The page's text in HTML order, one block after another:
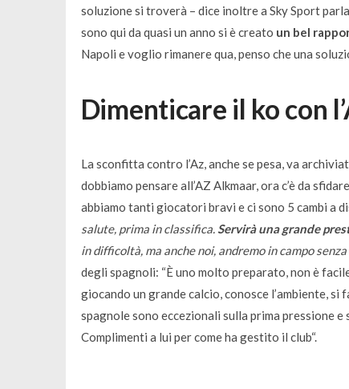
soluzione si troverà – dice inoltre a Sky Sport
sono qui da quasi un anno si è creato un bel
Napoli e voglio rimanere qua, penso che una
Dimenticare il ko con
La sconfitta contro l’Az, anche se pesa, va
dobbiamo pensare all’AZ Alkmaar, ora c’è da
abbiamo tanti giocatori bravi e ci sono 5 cambi a
salute, prima in classifica.Servirà una grande
in difficoltà, ma anche noi, andremo in campo
degli spagnoli: “È uno molto preparato, non è
giocando un grande calcio, conosce l’ambiente,
spagnole sono eccezionali sulla prima pressione
Complimenti a lui per come ha gestito il club“.